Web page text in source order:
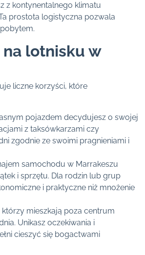
z kontynentalnego klimatu
prostota logistyczna pozwala
lotnisku w
liczne korzyści, które
pojazdem decydujesz o swojej
z taksówkarzami czy
zgodnie ze swoimi pragnieniami i
samochodu w Marrakeszu
i sprzętu. Dla rodzin lub grup
i praktyczne niż mnożenie
mieszkają poza centrum
Unikasz oczekiwania i
cieszyć się bogactwami